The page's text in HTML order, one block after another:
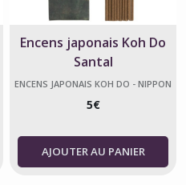
Encens japonais Koh Do
Santal
ENCENS JAPONAIS KOH DO - NIPPON
5€
AJOUTER AU PANIER